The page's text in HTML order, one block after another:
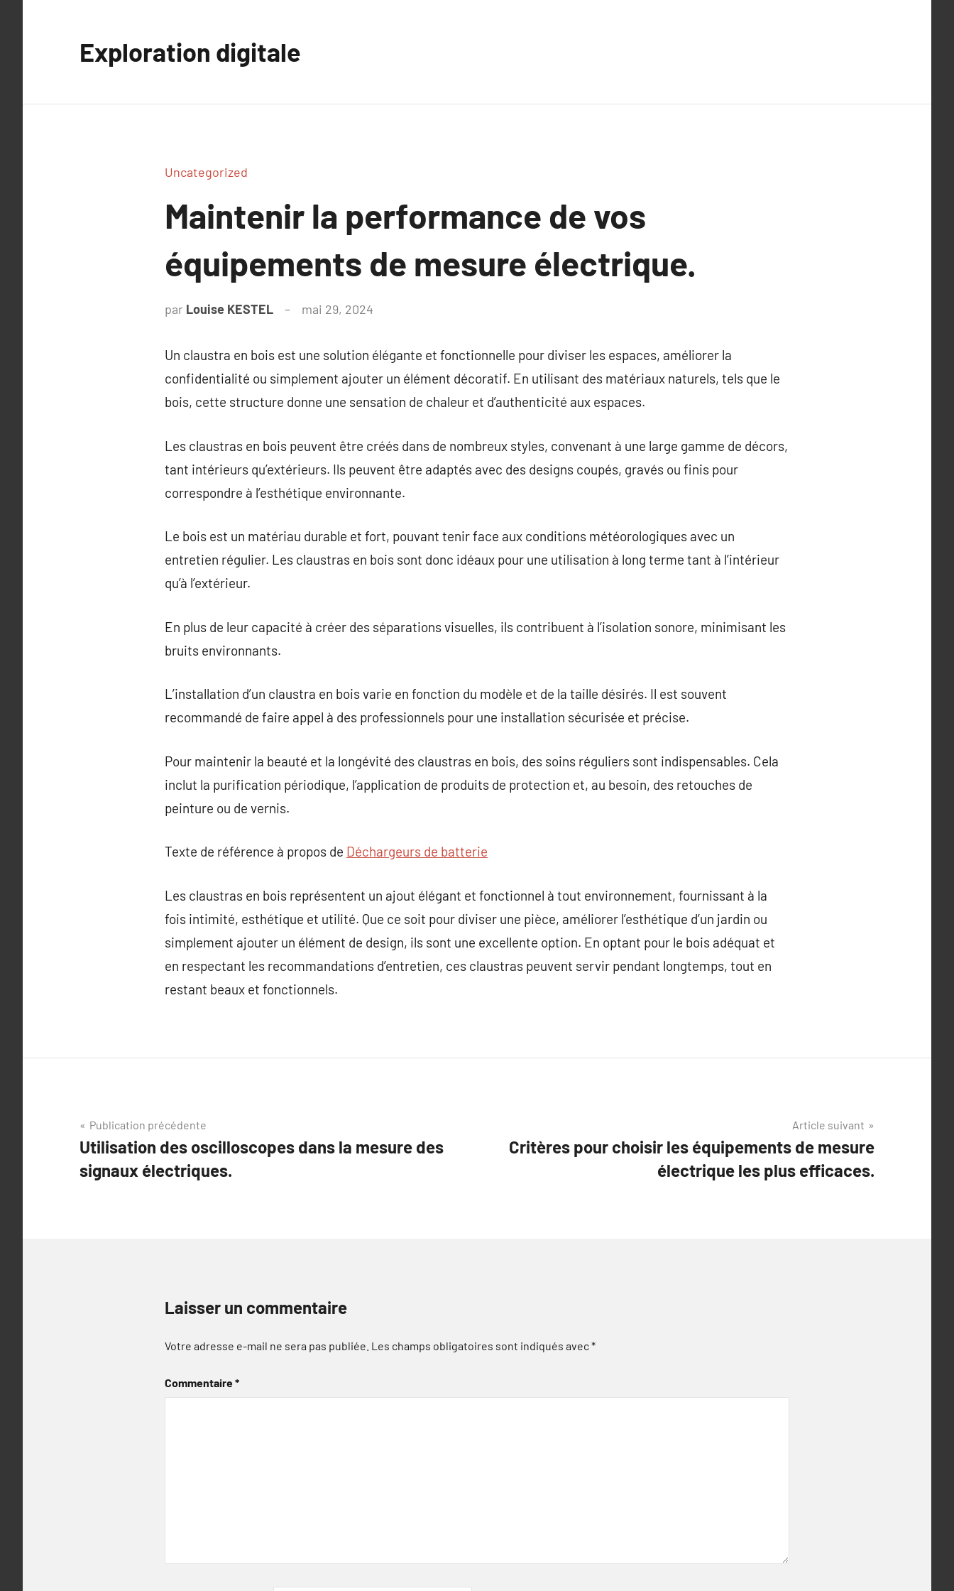
Exploration digitale
Uncategorized
Maintenir la performance de vos
équipements de mesure électrique.
par Louise KESTEL mai 29, 2024
Un claustra en bois est une solution élégante et fonctionnelle pour diviser les espaces, améliorer la
confidentialité ou simplement ajouter un élément décoratif. En utilisant des matériaux naturels, tels que le
bois, cette structure donne une sensation de chaleur et d’authenticité aux espaces.
Les claustras en bois peuvent être créés dans de nombreux styles, convenant à une large gamme de décors,
tant intérieurs qu’extérieurs. Ils peuvent être adaptés avec des designs coupés, gravés ou finis pour
correspondre à l’esthétique environnante.
Le bois est un matériau durable et fort, pouvant tenir face aux conditions météorologiques avec un
entretien régulier. Les claustras en bois sont donc idéaux pour une utilisation à long terme tant à l’intérieur
qu’à l’extérieur.
En plus de leur capacité à créer des séparations visuelles, ils contribuent à l’isolation sonore, minimisant les
bruits environnants.
L’installation d’un claustra en bois varie en fonction du modèle et de la taille désirés. Il est souvent
recommandé de faire appel à des professionnels pour une installation sécurisée et précise.
Pour maintenir la beauté et la longévité des claustras en bois, des soins réguliers sont indispensables. Cela
inclut la purification périodique, l’application de produits de protection et, au besoin, des retouches de
peinture ou de vernis.
Texte de référence à propos de Déchargeurs de batterie
Les claustras en bois représentent un ajout élégant et fonctionnel à tout environnement, fournissant à la
fois intimité, esthétique et utilité. Que ce soit pour diviser une pièce, améliorer l’esthétique d’un jardin ou
simplement ajouter un élément de design, ils sont une excellente option. En optant pour le bois adéquat et
en respectant les recommandations d’entretien, ces claustras peuvent servir pendant longtemps, tout en
restant beaux et fonctionnels.
Navigation
de
l’article
Publication précédente
Utilisation des oscilloscopes dans la mesure des
signaux électriques.
Article suivant
Critères pour choisir les équipements de mesure
électrique les plus efficaces.
Laisser un commentaire
Votre adresse e-mail ne sera pas publiée. Les champs obligatoires sont indiqués avec*
Commentaire*